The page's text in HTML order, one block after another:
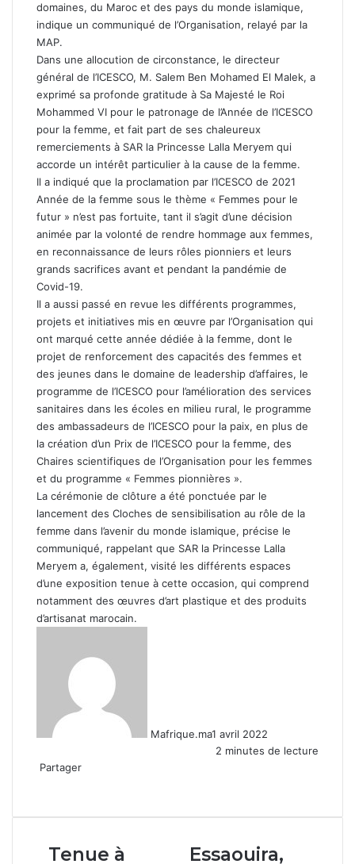
domaines, du Maroc et des pays du monde islamique,
indique un communiqué de l’Organisation, relayé par la
MAP.
Dans une allocution de circonstance, le directeur
général de l’ICESCO, M. Salem Ben Mohamed El Malek, a
exprimé sa profonde gratitude à Sa Majesté le Roi
Mohammed VI pour le patronage de l’Année de l’ICESCO
pour la femme, et fait part de ses chaleureux
remerciements à SAR la Princesse Lalla Meryem qui
accorde un intérêt particulier à la cause de la femme.
Il a indiqué que la proclamation par l’ICESCO de 2021
Année de la femme sous le thème « Femmes pour le
futur » n’est pas fortuite, tant il s’agit d’une décision
animée par la volonté de rendre hommage aux femmes,
en reconnaissance de leurs rôles pionniers et leurs
grands sacrifices avant et pendant la pandémie de
Covid-19.
Il a aussi passé en revue les différents programmes,
projets et initiatives mis en œuvre par l’Organisation qui
ont marqué cette année dédiée à la femme, dont le
projet de renforcement des capacités des femmes et
des jeunes dans le domaine de leadership d’affaires, le
programme de l’ICESCO pour l’amélioration des services
sanitaires dans les écoles en milieu rural, le programme
des ambassadeurs de l’ICESCO pour la paix, en plus de
la création d’un Prix de l’ICESCO pour la femme, des
Chaires scientifiques de l’Organisation pour les femmes
et du programme « Femmes pionnières ».
La cérémonie de clôture a été ponctuée par le
lancement des Cloches de sensibilisation au rôle de la
femme dans l’avenir du monde islamique, précise le
communiqué, rappelant que SAR la Princesse Lalla
Meryem a, également, visité les différents espaces
d’une exposition tenue à cette occasion, qui comprend
notamment des œuvres d’art plastique et des produits
d’artisanat marocain.
Mafrique.ma1 avril 2022
2 minutes de lecture
Partager
email
Tenue
Tenue à
Essaouira,
Essaouira,